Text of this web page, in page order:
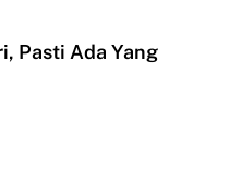
Pasti Ada Yang